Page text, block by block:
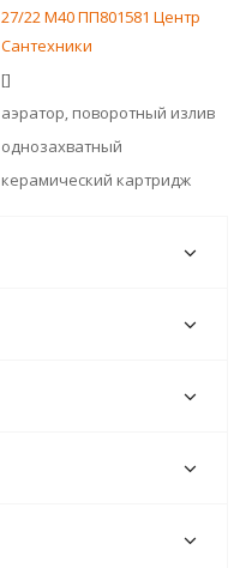
27/22 М40 ПП801581 Центр
Сантехники
[]
аэратор, поворотный излив
однозахватный
керамический картридж